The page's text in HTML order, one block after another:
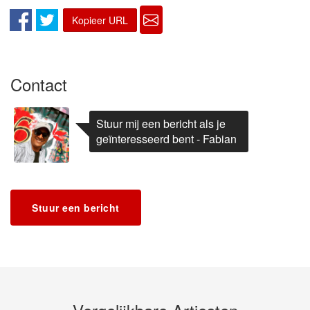
Kopieer URL
Contact
Stuur mij een bericht als je
geïnteresseerd bent - Fabian
Stuur een bericht